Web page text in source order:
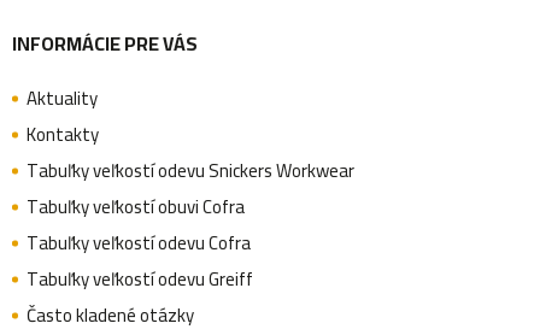
eINFORMÁCIE PRE VÁS
Aktuality
Kontakty
Tabuľky veľkostí odevu Snickers Workwear
Tabuľky veľkostí obuvi Cofra
Tabuľky veľkostí odevu Cofra
Tabuľky veľkostí odevu Greiff
Často kladené otázky